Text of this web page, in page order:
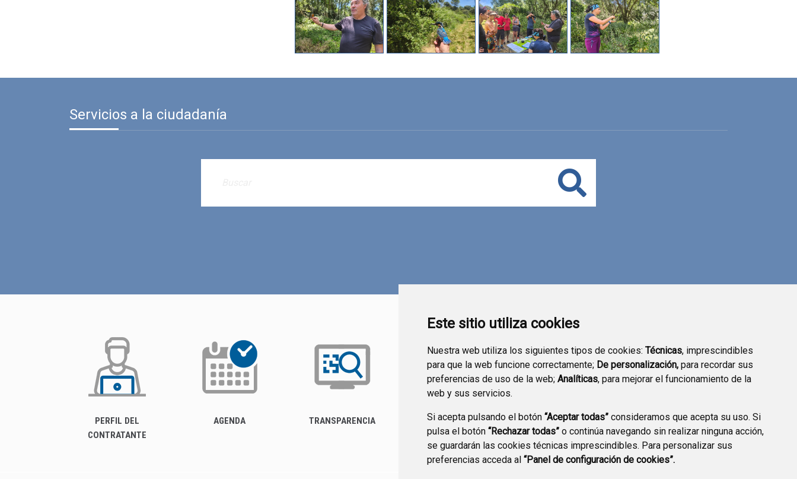
Este sitio utiliza cookies
Nuestra web utiliza los siguientes tipos de cookies: Técnicas, imprescindibles
para que la web funcione correctamente; De personalización, para recordar sus
preferencias de uso de la web; Analíticas, para mejorar el funcionamiento de la
web y sus servicios.
Si acepta pulsando el botón “Aceptar todas” consideramos que acepta su uso. Si
pulsa el botón “Rechazar todas” o continúa navegando sin realizar ninguna acción,
se guardarán las cookies técnicas imprescindibles. Para personalizar sus
preferencias acceda al “Panel de configuración de cookies”.
Servicios a la ciudadanía
Buscar
PERFIL DEL
CONTRATANTE
AGENDA TRANSPARENCIA
FORMULARIO DE
CONTACTO
DIRECTORIO
EMPRESARIAL
VALIDACIÓN DE
DOCUMENTOS